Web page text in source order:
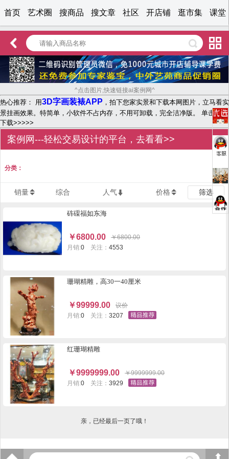
首页 艺术圈 搜商品 搜文章 社区 开店铺 逛市集 课堂
^点击图片,快速链接ai案例网^
热心推荐： 用3D字画装裱APP ，拍下您家实景和下载本网图片，立马看实
景挂画效果。特简单，小软件不占内存，不用可卸载，完全洁净版。 单击文字
下载>>>>>
案例网---轻松交易设计的平台，去看看>>
分类：
销量 综合 人气 价格 筛选
砗磲福如东海
￥6800.00 ￥6800.00
月销:0 关注：4553
珊瑚精雕，高30一40厘米
￥99999.00
议价
月销:0 关注：3207
红珊瑚精雕
￥9999999.00 ￥9999999.00
月销:0 关注：3929
亲，已经最后一页了哦！